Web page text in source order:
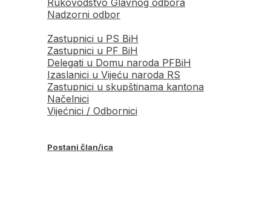
Nadzorni odbor
Zastupnici u PS BiH
Zastupnici u PF BiH
Delegati u Domu naroda PFBiH
Izaslanici u Vijeću naroda RS
Zastupnici u skupštinama kantona
Načelnici
Vijećnici / Odbornici
Postani član/ica